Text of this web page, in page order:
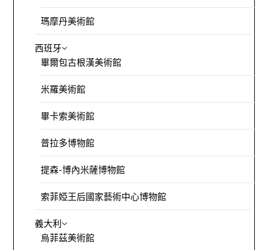
瑪摩丹美術館
西班牙
畢爾包古根漢美術館
米羅美術館
畢卡索美術館
普拉多博物館
提森-博內米薩博物館
索菲婭王后國家藝術中心博物館
義大利
烏菲茲美術館